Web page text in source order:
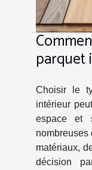
parquet
Choisir le
intérieur
espace et
nombreuses
matériaux,
décision